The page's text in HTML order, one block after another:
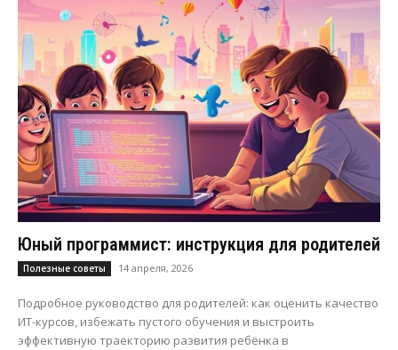
Юный программист: инструкция для родителей
Полезные советы 14 апреля, 2026
Подробное руководство для родителей: как оценить качество
ИТ-курсов, избежать пустого обучения и выстроить
эффективную траекторию развития ребёнка в